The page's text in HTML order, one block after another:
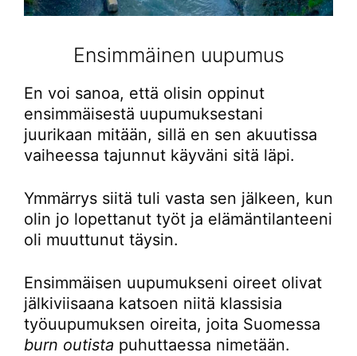
Ensimmäinen uupumus
En voi sanoa, että olisin oppinut
ensimmäisestä uupumuksestani
juurikaan mitään, sillä en sen akuutissa
vaiheessa tajunnut käyväni sitä läpi.
Ymmärrys siitä tuli vasta sen jälkeen, kun
olin jo lopettanut työt ja elämäntilanteeni
oli muuttunut täysin.
Ensimmäisen uupumukseni oireet olivat
jälkiviisaana katsoen niitä klassisia
työuupumuksen oireita, joita Suomessa
burn outista puhuttaessa nimetään.